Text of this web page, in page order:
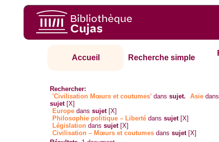
Accueil Recherche simple
Rechercher:
'Civilisation Mœurs et coutumes' danssujet. Asie dans
sujet [X]
Europe danssujet [X]
Philosophie politique – Liberté danssujet [X]
Législation danssujet [X]
Civilisation – Mœurs et coutumes danssujet [X]